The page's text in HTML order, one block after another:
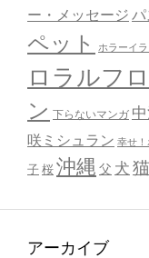
ー・メッセージ パ
ペット ホラーイラ
ロラルフ
ン 下らないマンガ
咲ミシュラン 幸せ
子 桜 沖縄 父 犬 猫
アーカイブ